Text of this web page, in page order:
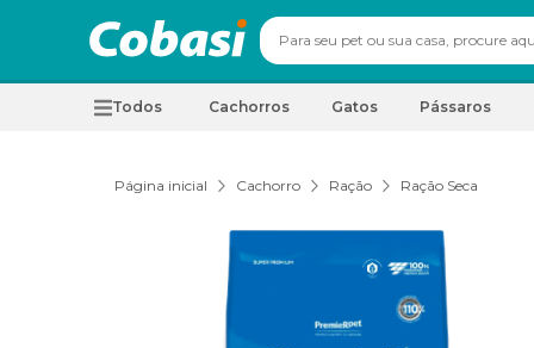
Todos Cachorros Gatos Pássaros
Página inicial Cachorro Ração Ração Seca